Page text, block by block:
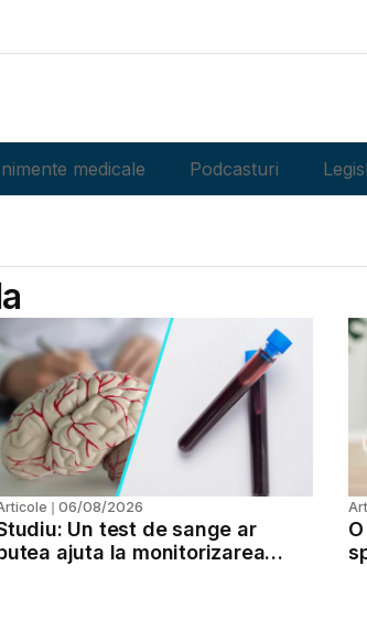
medicale Podcasturi
❘ 06/08/2026
Un test de sange ar
ajuta la monitorizarea